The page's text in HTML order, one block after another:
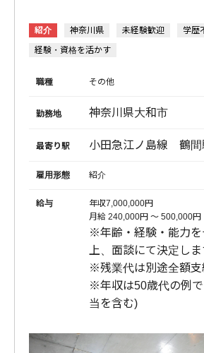
紹介 神奈川県 未経験歓迎 学歴
経験・資格を活かす
職種 その他
勤務地 神奈川県大和市
最寄り駅 小田急江ノ島線 鶴
雇用形態 紹介
給与
年収7,000,000円
月給 240,000円 〜 500,000円
※年齢・経験・能力を
上、面談にて決定しま
※残業代は別途全額支
※年収は50歳代の例
当を含む)